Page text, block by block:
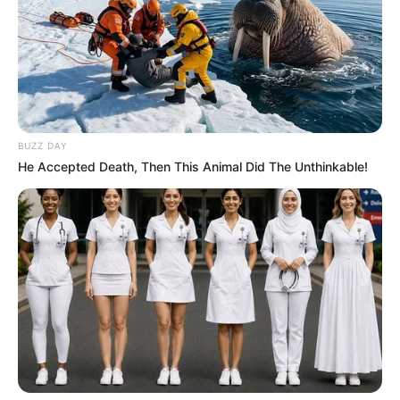
BUZZ DAY
He Accepted Death, Then This Animal Did The Unthinkable!